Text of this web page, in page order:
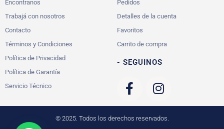
Encontranos
Trabajá con nosotros
Contacto
Términos y Condiciones
Política de Privacidad
Política de Garantía
Servicio Técnico
Pedidos
Detalles de la cuenta
Favoritos
Carrito de compra
- SEGUINOS
© 2025. Todos los derechos reservados.